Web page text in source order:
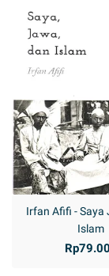
Irfan Afifi - Saya
Islam